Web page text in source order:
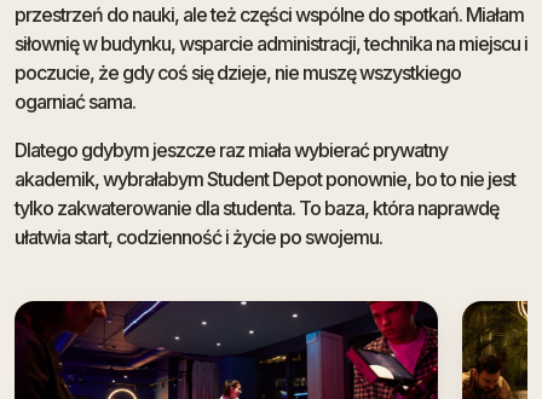
przestrzeń do nauki, ale też części wspólne do spotkań. Miałam
siłownię w budynku, wsparcie administracji, technika na miejscu i
poczucie, że gdy coś się dzieje, nie muszę wszystkiego
ogarniać sama.
Dlatego gdybym jeszcze raz miała wybierać prywatny
akademik, wybrałabym Student Depot ponownie, bo to nie jest
tylko zakwaterowanie dla studenta. To baza, która naprawdę
ułatwia start, codzienność i życie po swojemu.